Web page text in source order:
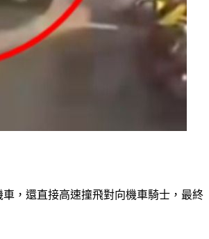
，還直接高速撞飛對向機車騎士，最終